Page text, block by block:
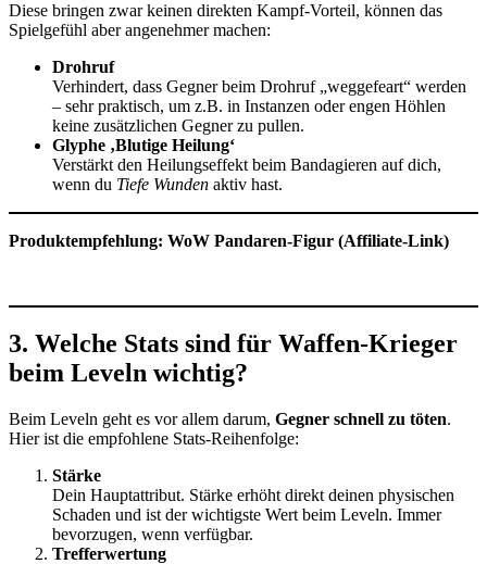
Diese bringen zwar keinen direkten Kampf-Vorteil, können das
Spielgefühl aber angenehmer machen:
Drohruf
Verhindert, dass Gegner beim Drohruf „weggefeart“ werden
– sehr praktisch, um z.B. in Instanzen oder engen Höhlen
keine zusätzlichen Gegner zu pullen.
Glyphe ‚Blutige Heilung‘
Verstärkt den Heilungseffekt beim Bandagieren auf dich,
wenn du Tiefe Wunden aktiv hast.
Produktempfehlung: WoW Pandaren-Figur (Affiliate-Link)
3. Welche Stats sind für Waffen-Krieger
beim Leveln wichtig?
Beim Leveln geht es vor allem darum, Gegner schnell zu töten.
Hier ist die empfohlene Stats-Reihenfolge:
Stärke
Dein Hauptattribut. Stärke erhöht direkt deinen physischen
Schaden und ist der wichtigste Wert beim Leveln. Immer
bevorzugen, wenn verfügbar.
Trefferwertung